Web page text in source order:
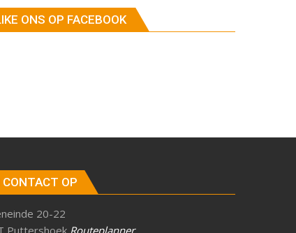
ONS OP FACEBOOK
CONTACT OP
20-22